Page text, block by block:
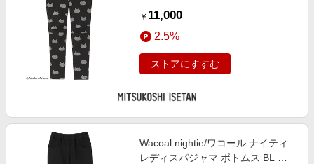
￥ 11,000
2.5%
ストアにすすむ
Wacoal nightie/ワコール ナイティ
レディスパジャマ ボトムス BL ル